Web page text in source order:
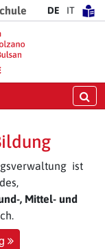
DE IT
ist
, Mittel- und